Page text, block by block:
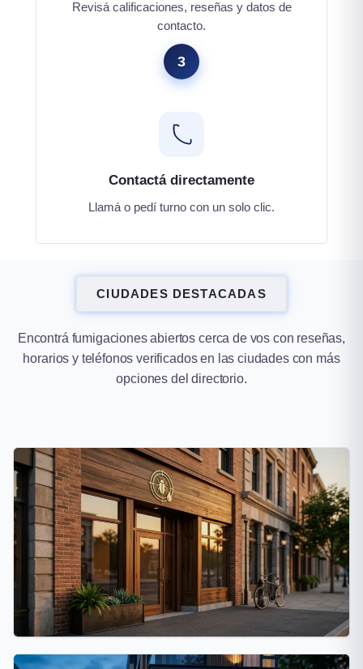
Revisá calificaciones, reseñas y datos de
contacto.
3
Contactá directamente
Llamá o pedí turno con un solo clic.
CIUDADES DESTACADAS
Encontrá fumigaciones abiertos cerca de vos con reseñas,
horarios y teléfonos verificados en las ciudades con más
opciones del directorio.